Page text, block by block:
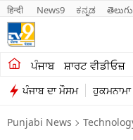
हिन्दी News9 ಕನ್ನಡ తెలుగు
ਪੰਜਾਬ ਸ਼ਾਰਟ ਵੀਡੀਓਜ਼
ਪੰਜਾਬ ਦਾ ਮੌਸਮ
ਖੇਤੀਬਾੜੀ
ਸ਼ਾਰਟ ਵੀਡੀਓਜ਼
ਕਾਰੋਬਾਰ
Punjabi News